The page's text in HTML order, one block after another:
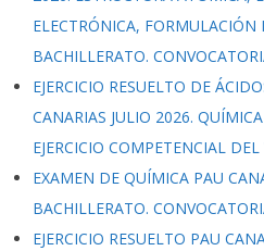
ELECTRÓNICA, FORMULACIÓN
BACHILLERATO.
EJERCICIO RESUELTO DE
CANARIAS JULIO 2026.
EJERCICIO COMPETENCIAL
EXAMEN DE QUÍMICA PAU
BACHILLERATO.
EJERCICIO RESUELTO PAU